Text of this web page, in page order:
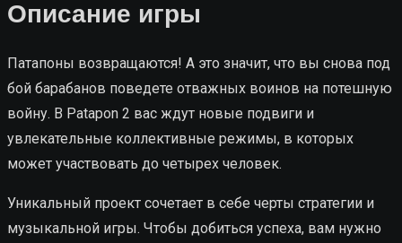
Описание игры
Патапоны возвращаются! А это значит, что вы снова под
бой барабанов поведете отважных воинов на потешную
войну. В Patapon 2 вас ждут новые подвиги и
увлекательные коллективные режимы, в которых
может участвовать до четырех человек.
Уникальный проект сочетает в себе черты стратегии и
музыкальной игры. Чтобы добиться успеха, вам нужно